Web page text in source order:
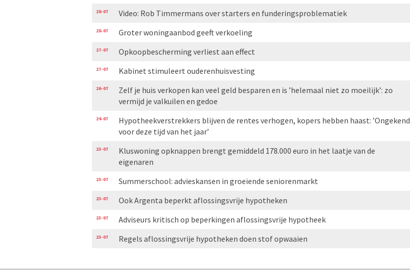
28-07 Video: Rob Timmermans over starters en funderingsproblematiek
28-07 Groter woningaanbod geeft verkoeling
27-07 Opkoopbescherming verliest aan effect
27-07 Kabinet stimuleert ouderenhuisvesting
26-07
Zelf je huis verkopen kan veel geld besparen en is ’helemaal niet zo moeilijk’: zo
vermijd je valkuilen en gedoe
24-07
Hypotheekverstrekkers blijven de rentes verhogen, kopers hebben haast: ’Ongekend
voor deze tijd van het jaar’
23-07
Kluswoning opknappen brengt gemiddeld 178.000 euro in het laatje van de
eigenaren
23-07 Summerschool: advieskansen in groeiende seniorenmarkt
23-07 Ook Argenta beperkt aflossingsvrije hypotheken
23-07 Adviseurs kritisch op beperkingen aflossingsvrije hypotheek
23-07 Regels aflossingsvrije hypotheken doen stof opwaaien